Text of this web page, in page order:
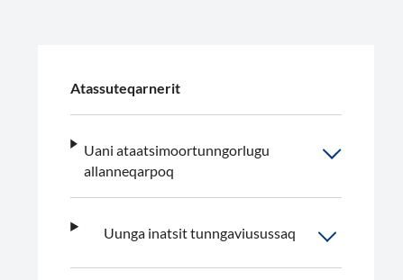
Atassuteqarnerit
Uani ataatsimoortunngorlugu
allanneqarpoq
Uunga inatsit tunngaviusussaq